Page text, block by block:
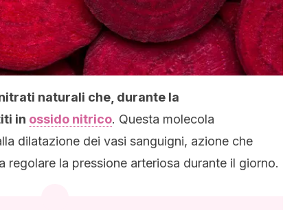
naturali che, durante la
in ossido nitrico. Questa molecola
dilatazione dei vasi sanguigni, azione che
regolare la pressione arteriosa durante il giorno.